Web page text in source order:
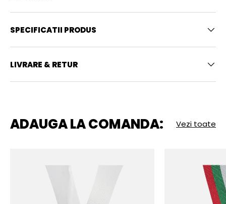
SPECIFICATII PRODUS
LIVRARE & RETUR
ADAUGA LA COMANDA: Vezi toate